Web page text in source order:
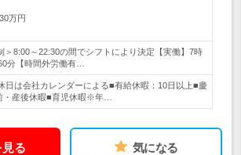
万円
＞8:00～22:30の間でシフトにより決定【実働】7時
分【時間外労働有…
日は会社カレンダーによる■有給休暇：10日以上■慶
・産後休暇■育児休暇※年…
る 気になる